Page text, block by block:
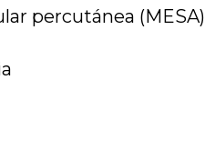
percutánea (MESA)